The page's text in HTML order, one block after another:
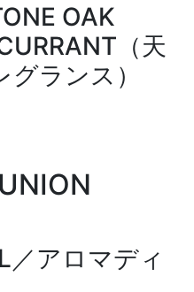
OAK
（天
ランス）
／アロマディ